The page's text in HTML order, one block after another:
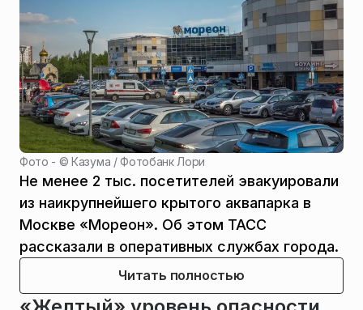
Фото - ©Казума / Фотобанк Лори
Не менее 2 тыс. посетителей эвакуировали
из наикрупнейшего крытого аквапарка в
Москве «Мореон». Об этом ТАСС
рассказали в оперативных службах города.
Читать полностью